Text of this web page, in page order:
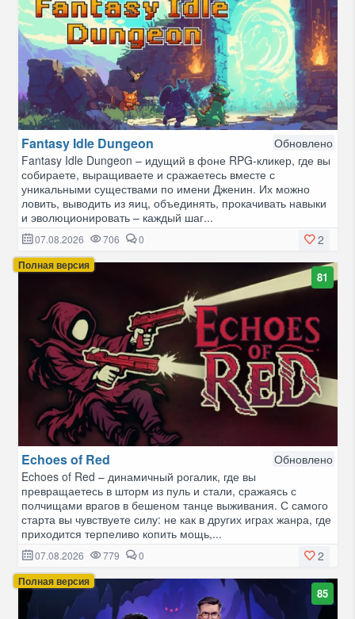
Fantasy Idle Dungeon
Обновлено
Fantasy Idle Dungeon – идущий в фоне RPG-кликер, где вы
собираете, выращиваете и сражаетесь вместе с
уникальными существами по имени Дженин. Их можно
ловить, выводить из яиц, объединять, прокачивать навыки
и эволюционировать – каждый шаг...
2
07.08.2026 706 0
Полная версия
81
Echoes of Red
Обновлено
Echoes of Red – динамичный рогалик, где вы
превращаетесь в шторм из пуль и стали, сражаясь с
полчищами врагов в бешеном танце выживания. С самого
старта вы чувствуете силу: не как в других играх жанра, где
приходится терпеливо копить мощь,...
2
07.08.2026 779 0
Полная версия
85